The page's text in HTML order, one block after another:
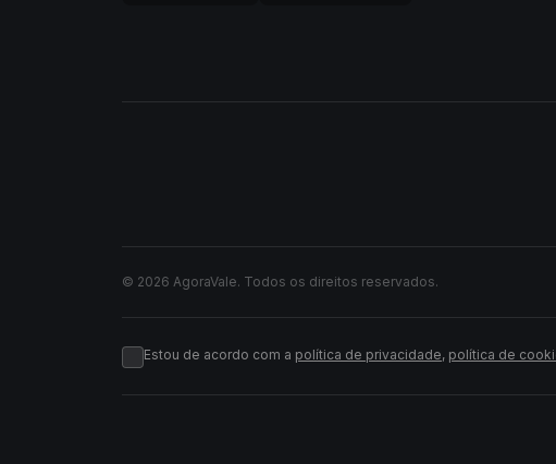
© 2026 AgoraVale. Todos os direitos reservados.
Estou de acordo com a política de privacidade, política de